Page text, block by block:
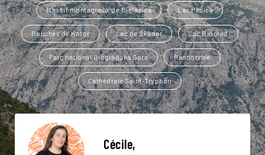
Massif montagneux de Bjelasica Lac Pesica
Bouches de Kotor Lac de Skadar Lac Biograd
Parc national Biogradska Gora Randonnée
Cathédrale Saint-Tryphon
Cécile,